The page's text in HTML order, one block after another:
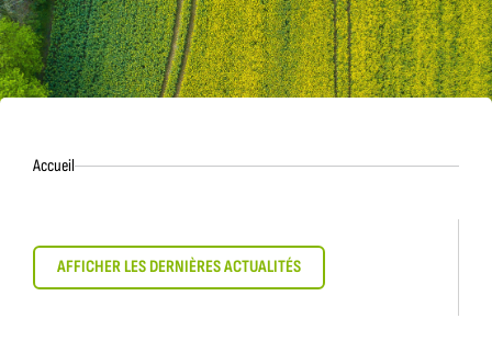
AccueilAccueil
AFFICHER LES DERNIÈRES ACTUALITÉS